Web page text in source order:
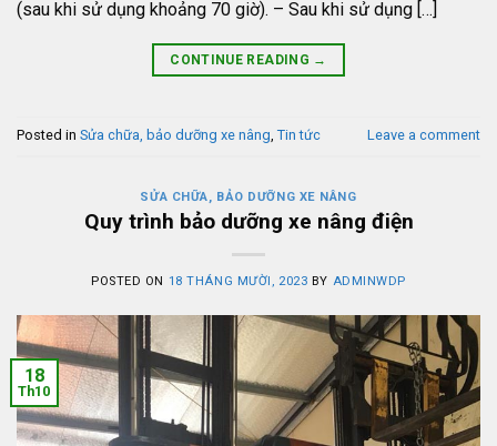
(sau khi sử dụng khoảng 70 giờ). – Sau khi sử dụng […]
CONTINUE READING →
Posted in Sửa chữa, bảo dưỡng xe nâng Tin tức Leave a comment
SỬA CHỮA, BẢO DƯỠNG XE NÂNG
Quy trình bảo dưỡng xe nâng điện
POSTED ON 18 THÁNG MƯỜI, 2023 BY ADMINWDP
18
Th10